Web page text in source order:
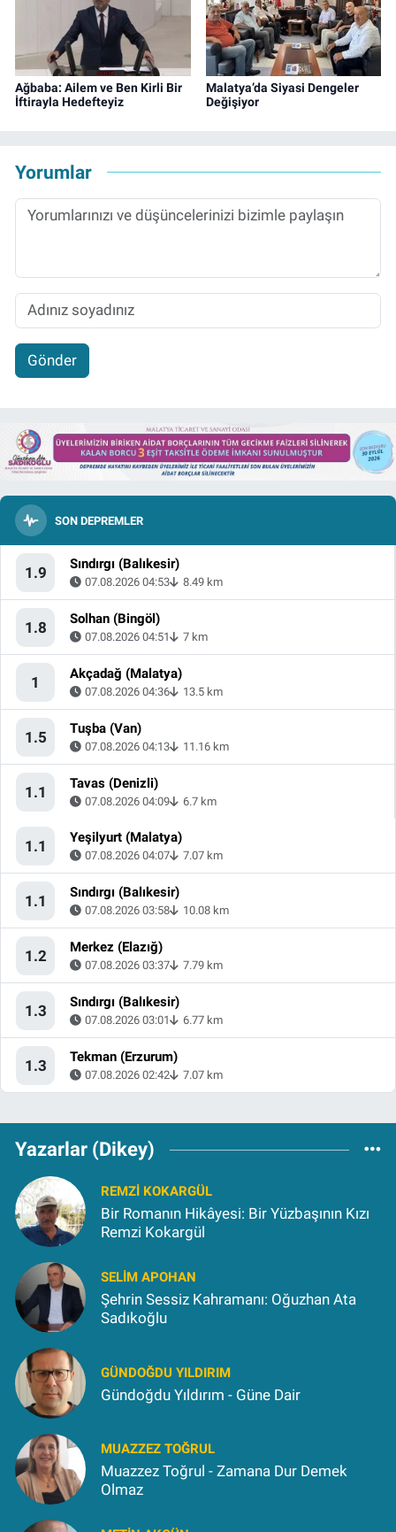
Ağbaba: Ailem ve Ben Kirli Bir
İftirayla Hedefteyiz
Malatya’da Siyasi Dengeler
Değişiyor
Yorumlar
Gönder
SON DEPREMLER
1.9 Sındırgı (Balıkesir)
07.08.2026 04:53 8.49 km
1.8 Solhan (Bingöl)
07.08.2026 04:51 7 km
1 Akçadağ (Malatya)
07.08.2026 04:36 13.5 km
1.5 Tuşba (Van)
07.08.2026 04:13 11.16 km
1.1 Tavas (Denizli)
07.08.2026 04:09 6.7 km
1.1 Yeşilyurt (Malatya)
07.08.2026 04:07 7.07 km
1.1 Sındırgı (Balıkesir)
07.08.2026 03:58 10.08 km
1.2 Merkez (Elazığ)
07.08.2026 03:37 7.79 km
1.3 Sındırgı (Balıkesir)
07.08.2026 03:01 6.77 km
1.3 Tekman (Erzurum)
07.08.2026 02:42 7.07 km
Yazarlar (Dikey)
REMZI KOKARGÜL
Bir Romanın Hikâyesi: Bir Yüzbaşının Kızı
Remzi Kokargül
SELIM APOHAN
Şehrin Sessiz Kahramanı: Oğuzhan Ata
Sadıkoğlu
GÜNDOĞDU YILDIRIM
Gündoğdu Yıldırım - Güne Dair
MUAZZEZ TOĞRUL
Muazzez Toğrul - Zamana Dur Demek
Olmaz